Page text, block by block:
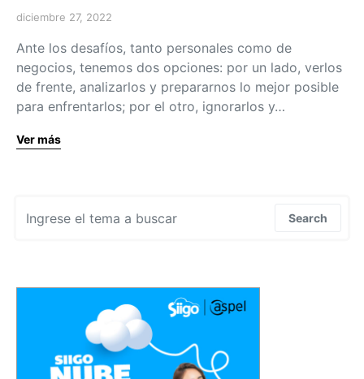
diciembre 27, 2022
Ante los desafíos, tanto personales como de
negocios, tenemos dos opciones: por un lado, verlos
de frente, analizarlos y prepararnos lo mejor posible
para enfrentarlos; por el otro, ignorarlos y…
Ver más
Search